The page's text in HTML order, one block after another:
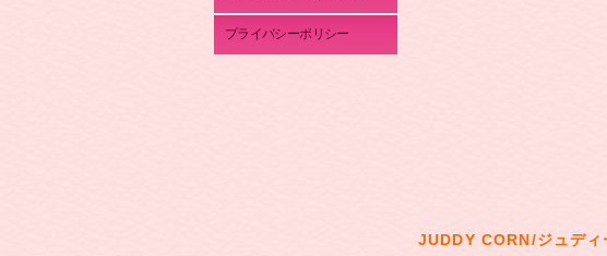
プライバシーポリシー
JUDDY CORN/ジュデ